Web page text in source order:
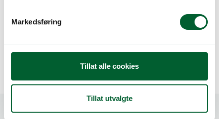
Markedsføring
Tillat alle cookies
Tillat utvalgte
STIGE H: 270 CM, 9
STIGE H: 330 CM, 11